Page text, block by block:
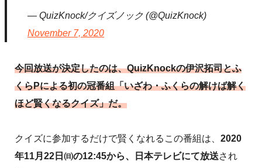
— QuizKnock/クイズノック (@QuizKnock)
November 7, 2020
今回放送が決定したのは、QuizKnockの伊沢拓司とふ
くらPによる初の冠番組「いざわ・ふくらの解けば解く
ほど賢くなるクイズ」だ。
クイズに参加するだけで賢くなれるこの番組は、 2020
年11月22日㈰の12:45から、日本テレビにて放送され